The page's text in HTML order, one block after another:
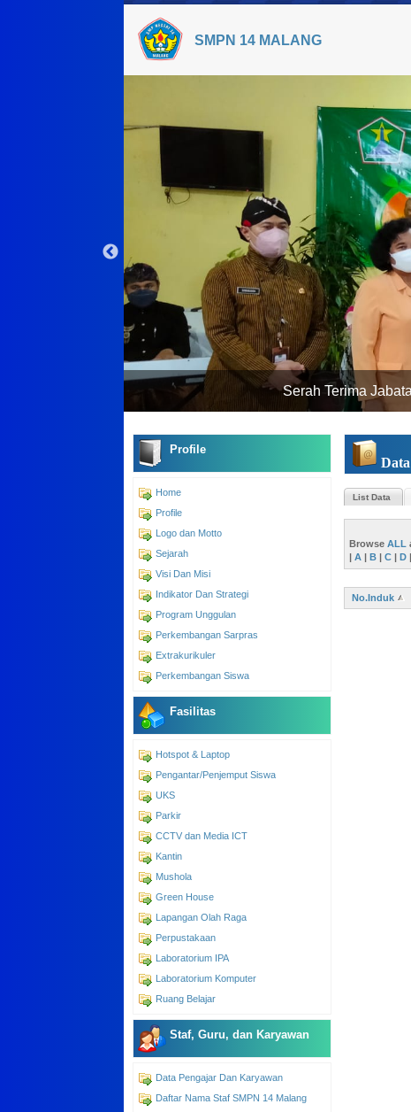
SMPN 14 MALANG
Serah Terima
Profile
Home
Profile
Logo dan Motto
Sejarah
Visi Dan Misi
Indikator Dan Strategi
Program Unggulan
Perkembangan Sarpras
Extrakurikuler
Perkembangan Siswa
Fasilitas
Hotspot & Laptop
Pengantar/Penjemput Siswa
UKS
Parkir
CCTV dan Media ICT
Kantin
Mushola
Green House
Lapangan Olah Raga
Perpustakaan
Laboratorium IPA
Laboratorium Komputer
Ruang Belajar
Staf, Guru, dan Karyawan
Data Pengajar Dan Karyawan
Daftar Nama Staf SMPN 14 Malang
List Data
Browse ALL
| A| B| C| D|
No.Induk